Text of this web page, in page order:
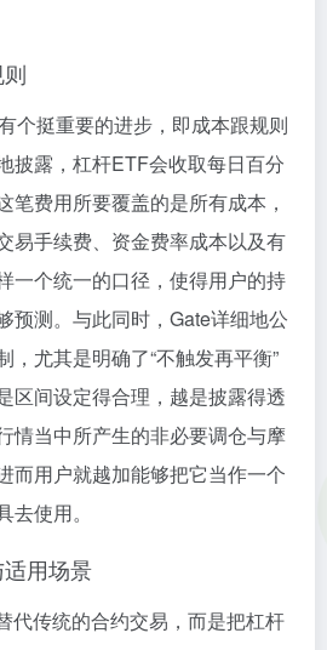
个挺重要的进步，即成本跟规则
披露，杠杆ETF会收取每日百分
笔费用所要覆盖的是所有成本，
易手续费、资金费率成本以及有
一个统一的口径，使得用户的持
预测。与此同时，Gate详细地公
，尤其是明确了“不触发再平衡”
区间设定得合理，越是披露得透
情当中所产生的非必要调仓与摩
而用户就越加能够把它当作一个
使用。
用场景
代传统的合约交易，而是把杠杆